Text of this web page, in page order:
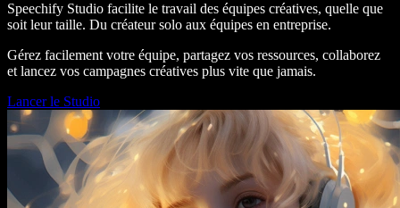
Speechify Studio facilite le travail des équipes créatives, quelle que
soit leur taille. Du créateur solo aux équipes en entreprise.
Gérez facilement votre équipe, partagez vos ressources, collaborez
et lancez vos campagnes créatives plus vite que jamais.
Lancer le Studio